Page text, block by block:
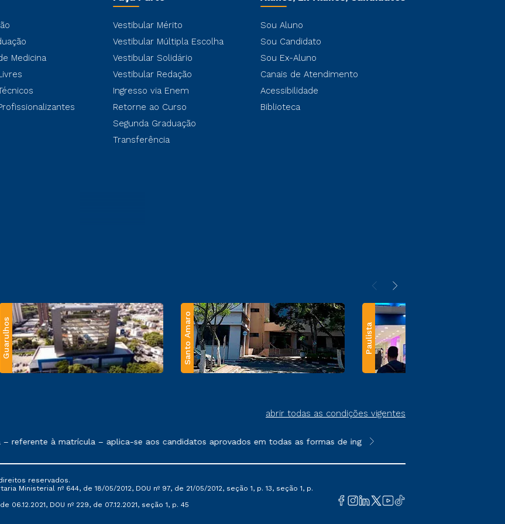
Medicina
Vestibular Mérito
Vestibular Múltipla Escolha
Vestibular Solidário
Vestibular Redação
Ingresso via Enem
Retorne ao Curso
Segunda Graduação
Transferência
Sou Aluno
Sou Candidato
Sou Ex-Aluno
Canais de Atendimento
Acessibilidade
Biblioteca
Guarulhos Santo Amaro Paulista
abrir todas as condições vigentes
no contrato de prestação de serviços.
referente à matrícula – aplica-se aos candidatos aprovados em todas as formas de ingresso, exceto na prova on-line
**Semipresencial e EAD são
reservados.
Ministerial nº 644, de 18/05/2012, DOU nº 97, de 21/05/2012, seção 1, p. 13, seção 1, p.
DOU nº 229, de 07.12.2021, seção 1, p. 45